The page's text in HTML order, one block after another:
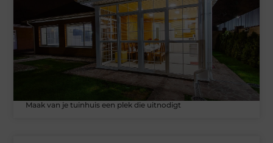
Maak van je tuinhuis een plek die uitnodigt